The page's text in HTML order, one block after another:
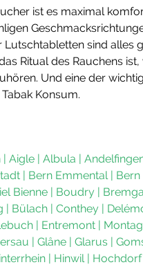
ist es maximal
sind alles
Ritual des Rauchens
Und eine der
Konsum.
| Aigle | Albula |
| Bern Emmental |
Bienne| Boudry |
| Bülach | Conthey |
| Entremont|
| Glâne | Glarus |
| Hinwil | Hochdorf